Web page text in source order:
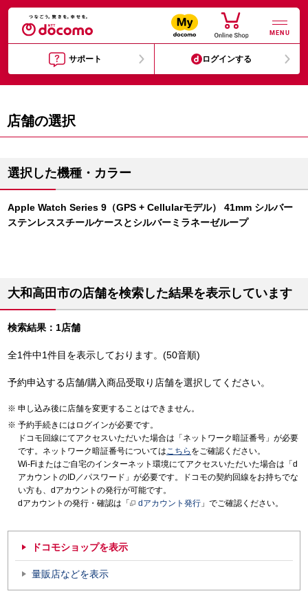
MENU
サポート ログインする
店舗の選択
選択した機種・カラー
Apple Watch Series 9（GPS + Cellularモデル） 41mm シルバー
ステンレススチールケースとシルバーミラネーゼループ
大和高田市の店舗を検索した結果を表示しています
検索結果：1店舗
全1件中1件目を表示しております。(50音順)
予約申込する店舗/購入商品受取り店舗を選択してください。
申し込み後に店舗を変更することはできません。
予約手続きにはログインが必要です。
ドコモ回線にてアクセスいただいた場合は「ネットワーク暗証番号」が必要
です。ネットワーク暗証番号についてはこちら をご確認ください。
Wi-Fiまたはご自宅のインターネット環境にてアクセスいただいた場合は「d
アカウントのID／パスワード」が必要です。ドコモの契約回線をお持ちでな
い方も、dアカウントの発行が可能です。
dアカウントの発行・確認は「
dアカウント発行 」でご確認ください。
ドコモショップを表示
量販店などを表示